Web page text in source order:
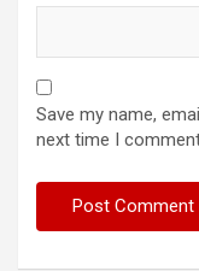
Save my name,
next time I